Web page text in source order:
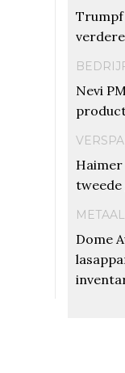
Trumpf
Nevi
Dome